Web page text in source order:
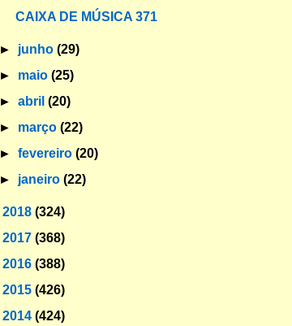
CAIXA DE MÚSICA 371
► junho(29)
► maio(25)
►abril(20)
► março(22)
►fevereiro(20)
► janeiro(22)
2018 (324)
2017 (368)
2016 (388)
2015 (426)
2014 (424)